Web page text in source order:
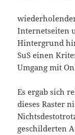
Internetseiten
Hintergrund
SuS einen
Umgang mit
Es ergab sich
dieses Raster
geschilderten